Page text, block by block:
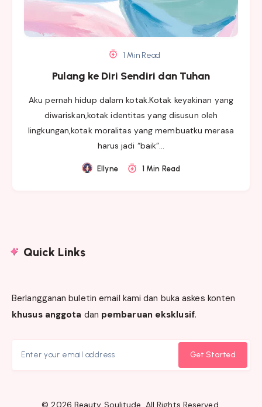
1 Min Read
Pulang ke Diri Sendiri dan Tuhan
Aku pernah hidup dalam kotak.Kotak keyakinan yang
diwariskan,kotak identitas yang disusun oleh
lingkungan,kotak moralitas yang membuatku merasa
harus jadi “baik”…
Ellyne 1 Min Read
Quick Links
Berlangganan buletin email kami dan buka askes konten
khusus anggota dan pembaruan eksklusif.
Get Started
© 2026 Beauty Soulitude. All Rights Reserved.